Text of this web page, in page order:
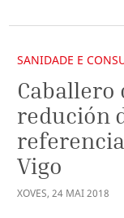
SANIDADE E
Caballero
redución
Vigo
XOVES, 24 MAI2018